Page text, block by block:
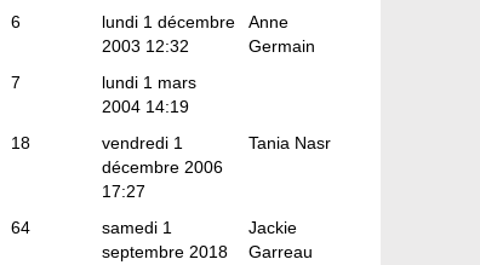
6
lundi 1 décembre
2003 12:32
Anne
Germain
7
lundi 1 mars
2004 14:19
18
vendredi 1
décembre 2006
17:27
Tania Nasr
64
samedi 1
septembre 2018
Jackie
Garreau